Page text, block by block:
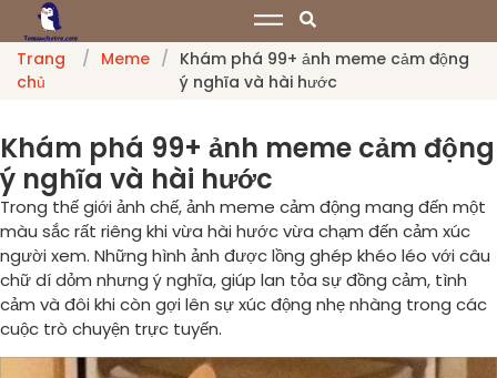
Trang
chủ
/ Meme / Khám phá 99+ ảnh meme cảm động
ý nghĩa và hài hước
Khám phá 99+ ảnh meme cảm động
ý nghĩa và hài hước
Trong thế giới ảnh chế, ảnh meme cảm động mang đến một
màu sắc rất riêng khi vừa hài hước vừa chạm đến cảm xúc
người xem. Những hình ảnh được lồng ghép khéo léo với câu
chữ dí dỏm nhưng ý nghĩa, giúp lan tỏa sự đồng cảm, tình
cảm và đôi khi còn gợi lên sự xúc động nhẹ nhàng trong các
cuộc trò chuyện trực tuyến.